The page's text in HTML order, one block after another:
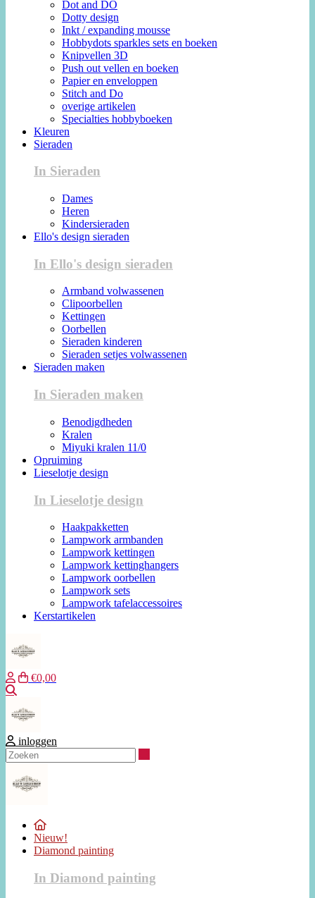
Dot and DO
Dotty design
Inkt / expanding mousse
Hobbydots sparkles sets en boeken
Knipvellen 3D
Push out vellen en boeken
Papier en enveloppen
Stitch and Do
overige artikelen
Specialties hobbyboeken
Kleuren
Sieraden
In Sieraden
Dames
Heren
Kindersieraden
Ello's design sieraden
In Ello's design sieraden
Armband volwassenen
Clipoorbellen
Kettingen
Oorbellen
Sieraden kinderen
Sieraden setjes volwassenen
Sieraden maken
In Sieraden maken
Benodigdheden
Kralen
Miyuki kralen 11/0
Opruiming
Lieselotje design
In Lieselotje design
Haakpakketten
Lampwork armbanden
Lampwork kettingen
Lampwork kettinghangers
Lampwork oorbellen
Lampwork sets
Lampwork tafelaccessoires
Kerstartikelen
€0,00
inloggen
Nieuw!
Diamond painting
In Diamond painting